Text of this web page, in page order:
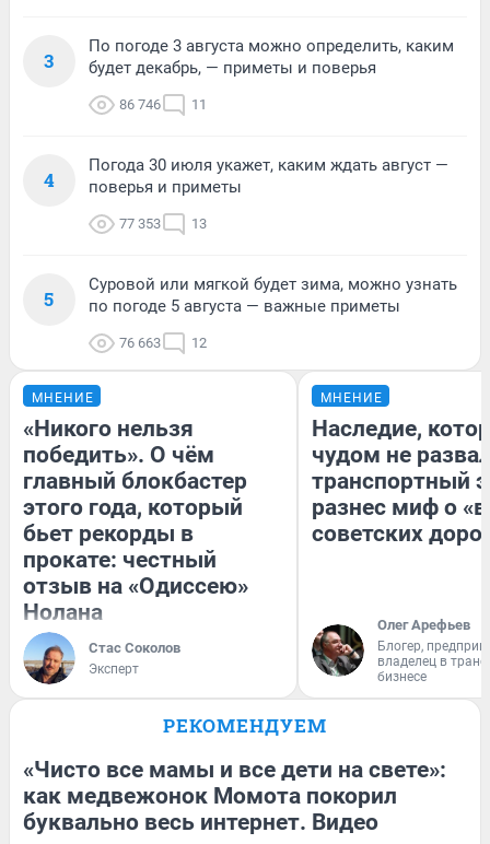
3
По погоде 3 августа можно определить, каким
будет декабрь, — приметы и поверья
86 746 11
4
Погода 30 июля укажет, каким ждать август —
поверья и приметы
77 353 13
5
Суровой или мягкой будет зима, можно узнать
по погоде 5 августа — важные приметы
76 663 12
МНЕНИЕ
«Никого нельзя
победить». О чём
главный блокбастер
этого года, который
бьет рекорды в
прокате: честный
отзыв на «Одиссею»
Нолана
Стас Соколов
Эксперт
МНЕНИЕ
Наследие,
чудом не
транспортный
разнес миф о
советских
Олег Арефьев
Блогер,
владелец в
бизнесе
РЕКОМЕНДУЕМ
«Чисто все мамы и все дети на свете»:
как медвежонок Момота покорил
буквально весь интернет. Видео